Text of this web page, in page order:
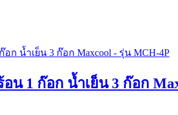
1 ก๊อก น้ำเย็น 3 ก๊อก